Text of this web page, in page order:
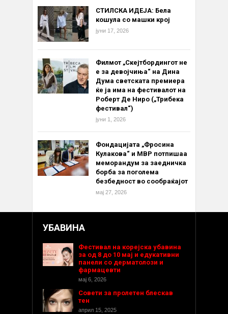
СТИЛСКА ИДЕЈА: Бела
кошула со машки крој
јуни 17, 2026
Филмот „Скејтбордингот не
е за девојчиња“ на Дина
Дума светската премиера
ќе ја има на фестивалот на
Роберт Де Ниро („Трибека
фестивал“)
јуни 1, 2026
Фондацијата „Фросина
Кулакова“ и МВР потпишаа
меморандум за заедничка
борба за поголема
безбедност во сообраќајот
мај 27, 2026
УБАВИНА
Фестивал на корејска убавина
за од 8 до 10 мај и едукативни
панели со дерматолози и
фармацевти
мај 6, 2026
Совети за пролетен блескав
тен
април 15, 2025